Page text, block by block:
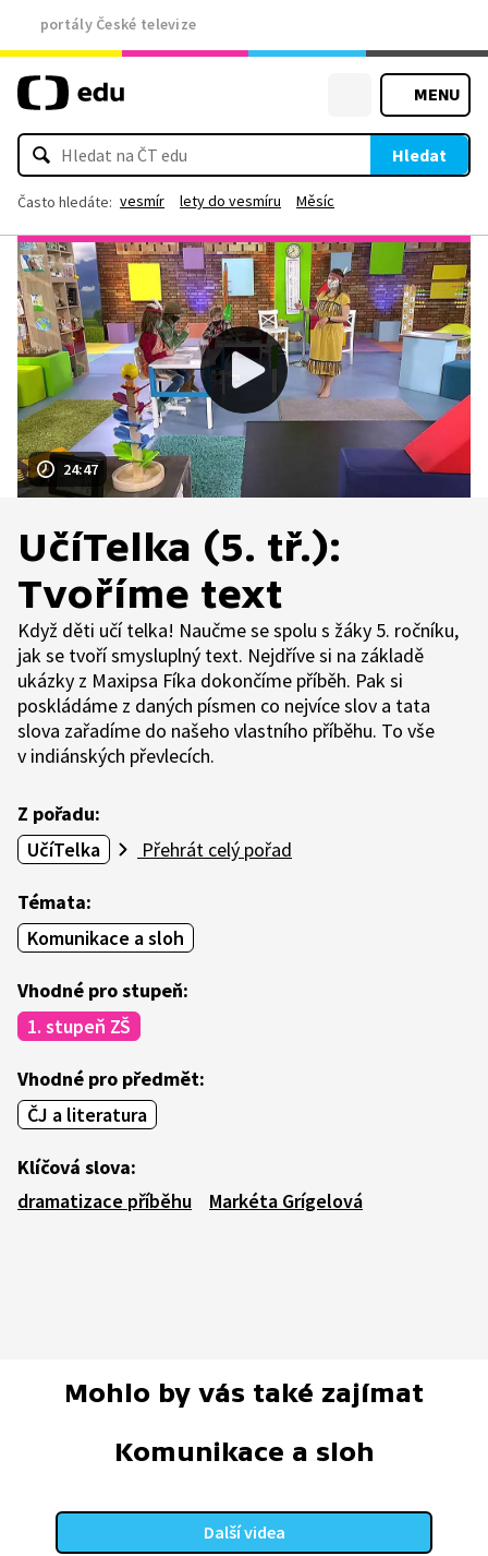
portály České televize
MENU
Hledat
Často hledáte: vesmír lety do vesmíru Měsíc
24:47
UčíTelka (5. tř.):
Tvoříme text
Když děti učí telka! Naučme se spolu s žáky 5. ročníku,
jak se tvoří smysluplný text. Nejdříve si na základě
ukázky z Maxipsa Fíka dokončíme příběh. Pak si
poskládáme z daných písmen co nejvíce slov a tata
slova zařadíme do našeho vlastního příběhu. To vše
v indiánských převlecích.
Z pořadu:
UčíTelka
Přehrát celý pořad
Témata:
Komunikace a sloh
Vhodné pro stupeň:
1. stupeň ZŠ
Vhodné pro předmět:
ČJ a literatura
Klíčová slova:
dramatizace příběhu
Markéta Grígelová
Mohlo by vás také zajímat
Komunikace a sloh
Další videa